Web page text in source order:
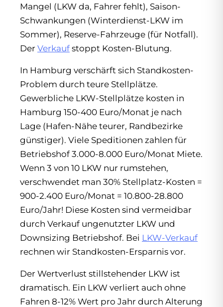
Mangel (LKW da, Fahrer fehlt), Saison-
Schwankungen (Winterdienst-LKW im
Sommer), Reserve-Fahrzeuge (für Notfall).
Der Verkauf stoppt Kosten-Blutung.
In Hamburg verschärft sich Standkosten-
Problem durch teure Stellplätze.
Gewerbliche LKW-Stellplätze kosten in
Hamburg 150-400 Euro/Monat je nach
Lage (Hafen-Nähe teurer, Randbezirke
günstiger). Viele Speditionen zahlen für
Betriebshof 3.000-8.000 Euro/Monat Miete.
Wenn 3 von 10 LKW nur rumstehen,
verschwendet man 30% Stellplatz-Kosten =
900-2.400 Euro/Monat = 10.800-28.800
Euro/Jahr! Diese Kosten sind vermeidbar
durch Verkauf ungenutzter LKW und
Downsizing Betriebshof. Bei LKW-Verkauf
rechnen wir Standkosten-Ersparnis vor.
Der Wertverlust stillstehender LKW ist
dramatisch. Ein LKW verliert auch ohne
Fahren 8-12% Wert pro Jahr durch Alterung